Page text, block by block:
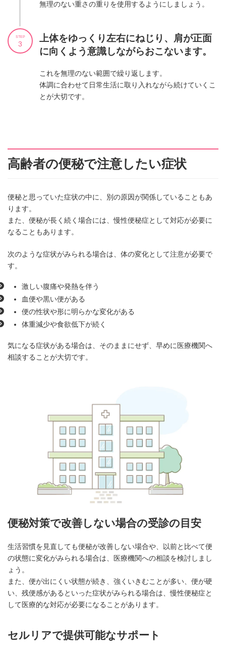
無理のない重さの重りを使用するようにしましょう。
上体をゆっくり左右にねじり、肩が正面
に向くよう意識しながらおこないます。
これを無理のない範囲で繰り返します。
体調に合わせて日常生活に取り入れながら続けていくこ
とが大切です。
STEP
3
高齢者の便秘で注意したい症状
便秘と思っていた症状の中に、別の原因が関係していることもあ
ります。
また、便秘が長く続く場合には、慢性便秘症として対応が必要に
なることもあります。
次のような症状がみられる場合は、体の変化として注意が必要で
す。
激しい腹痛や発熱を伴う
血便や黒い便がある
便の性状や形に明らかな変化がある
体重減少や食欲低下が続く
気になる症状がある場合は、そのままにせず、早めに医療機関へ
相談することが大切です。
便秘対策で改善しない場合の受診の目安
生活習慣を見直しても便秘が改善しない場合や、以前と比べて便
の状態に変化がみられる場合は、医療機関への相談を検討しまし
ょう。
また、便が出にくい状態が続き、強くいきむことが多い、便が硬
い、残便感があるといった症状がみられる場合は、慢性便秘症と
して医療的な対応が必要になることがあります。
セルリアで提供可能なサポート